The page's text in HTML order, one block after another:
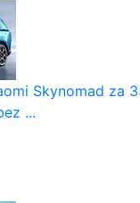
Skynomad za
...